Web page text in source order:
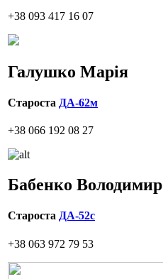
+38 093 417 16 07
Галушко Марія
Староста ДА-62м
+38 066 192 08 27
Бабенко Володимир
Староста ДА-52с
+38 063 972 79 53